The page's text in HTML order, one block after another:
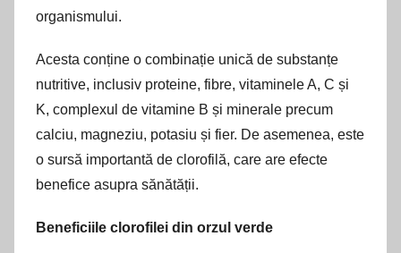
organismului.
Acesta conține o combinație unică de substanțe
nutritive, inclusiv proteine, fibre, vitaminele A, C și
K, complexul de vitamine B și minerale precum
calciu, magneziu, potasiu și fier. De asemenea, este
o sursă importantă de clorofilă, care are efecte
benefice asupra sănătății.
Beneficiile clorofilei din orzul verde